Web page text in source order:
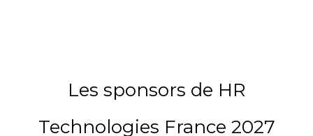
Les sponsors de HR
Technologies France 2027